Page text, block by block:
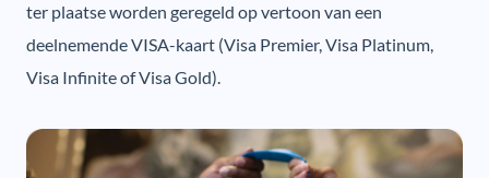
ter plaatse worden geregeld op vertoon van een
deelnemende VISA-kaart (Visa Premier, Visa Platinum,
Visa Infinite of Visa Gold).